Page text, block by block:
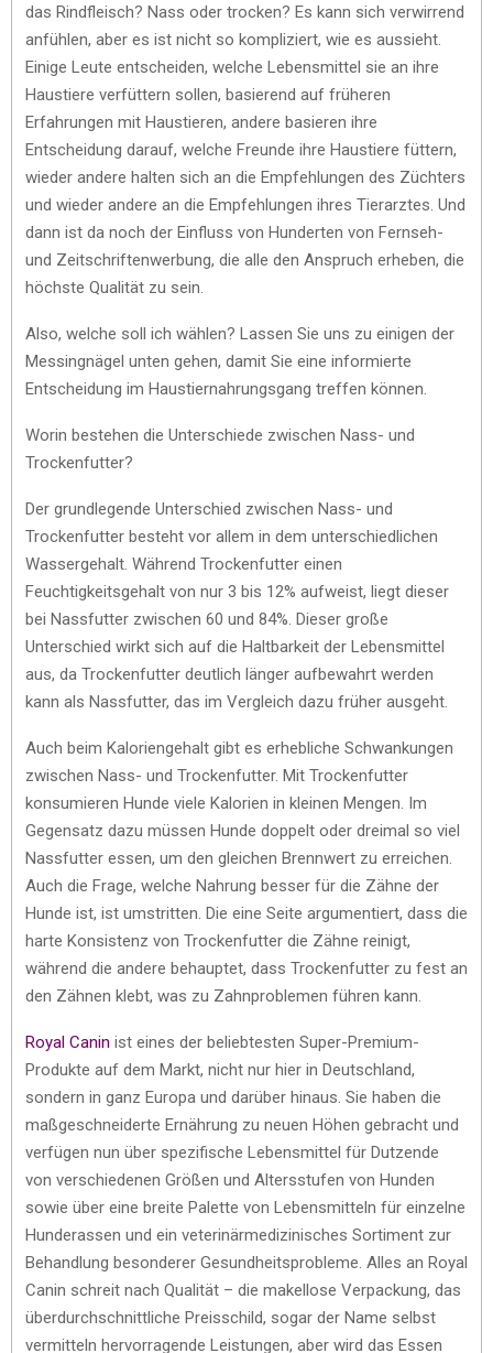
das Rindfleisch? Nass oder trocken? Es kann sich verwirrend
anfühlen, aber es ist nicht so kompliziert, wie es aussieht.
Einige Leute entscheiden, welche Lebensmittel sie an ihre
Haustiere verfüttern sollen, basierend auf früheren
Erfahrungen mit Haustieren, andere basieren ihre
Entscheidung darauf, welche Freunde ihre Haustiere füttern,
wieder andere halten sich an die Empfehlungen des Züchters
und wieder andere an die Empfehlungen ihres Tierarztes. Und
dann ist da noch der Einfluss von Hunderten von Fernseh-
und Zeitschriftenwerbung, die alle den Anspruch erheben, die
höchste Qualität zu sein.
Also, welche soll ich wählen? Lassen Sie uns zu einigen der
Messingnägel unten gehen, damit Sie eine informierte
Entscheidung im Haustiernahrungsgang treffen können.
Worin bestehen die Unterschiede zwischen Nass- und
Trockenfutter?
Der grundlegende Unterschied zwischen Nass- und
Trockenfutter besteht vor allem in dem unterschiedlichen
Wassergehalt. Während Trockenfutter einen
Feuchtigkeitsgehalt von nur 3 bis 12% aufweist, liegt dieser
bei Nassfutter zwischen 60 und 84%. Dieser große
Unterschied wirkt sich auf die Haltbarkeit der Lebensmittel
aus, da Trockenfutter deutlich länger aufbewahrt werden
kann als Nassfutter, das im Vergleich dazu früher ausgeht.
Auch beim Kaloriengehalt gibt es erhebliche Schwankungen
zwischen Nass- und Trockenfutter. Mit Trockenfutter
konsumieren Hunde viele Kalorien in kleinen Mengen. Im
Gegensatz dazu müssen Hunde doppelt oder dreimal so viel
Nassfutter essen, um den gleichen Brennwert zu erreichen.
Auch die Frage, welche Nahrung besser für die Zähne der
Hunde ist, ist umstritten. Die eine Seite argumentiert, dass die
harte Konsistenz von Trockenfutter die Zähne reinigt,
während die andere behauptet, dass Trockenfutter zu fest an
den Zähnen klebt, was zu Zahnproblemen führen kann.
Royal Canin ist eines der beliebtesten Super-Premium-
Produkte auf dem Markt, nicht nur hier in Deutschland,
sondern in ganz Europa und darüber hinaus. Sie haben die
maßgeschneiderte Ernährung zu neuen Höhen gebracht und
verfügen nun über spezifische Lebensmittel für Dutzende
von verschiedenen Größen und Altersstufen von Hunden
sowie über eine breite Palette von Lebensmitteln für einzelne
Hunderassen und ein veterinärmedizinisches Sortiment zur
Behandlung besonderer Gesundheitsprobleme. Alles an Royal
Canin schreit nach Qualität – die makellose Verpackung, das
überdurchschnittliche Preisschild, sogar der Name selbst
vermitteln hervorragende Leistungen, aber wird das Essen